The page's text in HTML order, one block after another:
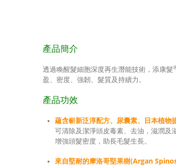
產品簡介
透過喚醒髮細胞深度再生潛能技術，添康髮
盈、密度、強韌、髮質及持續力。
產品功效
蘊含嶄新泛淳配方、尿囊素、日本植
可清除及潔淨頭皮毒素、去油，滋潤及
增強頭髮密度，助長毛髮生長。
來自堅耐的摩洛哥堅果樹(Argan